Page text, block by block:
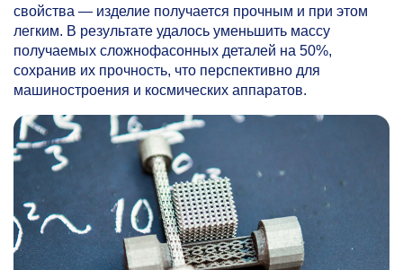
свойства — изделие получается прочным и при этом
легким. В результате удалось уменьшить массу
получаемых сложнофасонных деталей на 50%,
сохранив их прочность, что перспективно для
машиностроения и космических аппаратов.